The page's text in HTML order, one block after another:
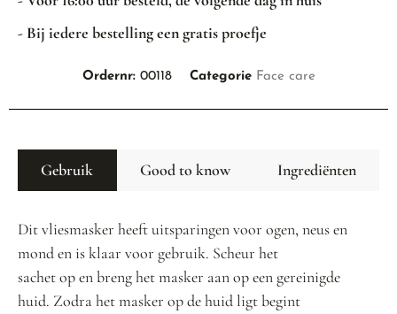
- Bij iedere bestelling een gratis proefje
Ordernr: 00118 Categorie Face care
Gebruik Good to know Ingrediënten
Dit vliesmasker heeft uitsparingen voor ogen, neus en
mond en is klaar voor gebruik. Scheur het
sachet op en breng het masker aan op een gereinigde
huid. Zodra het masker op de huid ligt begint